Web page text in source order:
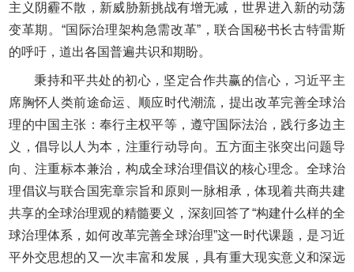
主义阴霾不散，新威胁新挑战有增无减，世界进入新的动荡
变革期。“国际治理架构急需改革”，联合国秘书长古特雷斯
的呼吁，道出各国普遍共识和期盼。
秉持和平共处的初心，坚定合作共赢的信心，习近平主
席胸怀人类前途命运、顺应时代潮流，提出改革完善全球治
理的中国主张：奉行主权平等，遵守国际法治，践行多边主
义，倡导以人为本，注重行动导向。五方面主张突出问题导
向、注重标本兼治，构成全球治理倡议的核心理念。全球治
理倡议与联合国宪章宗旨和原则一脉相承，体现着共商共建
共享的全球治理观的精髓要义，深刻回答了“构建什么样的全
球治理体系，如何改革完善全球治理”这一时代课题，是习近
平外交思想的又一次丰富和发展，具有重大现实意义和深远